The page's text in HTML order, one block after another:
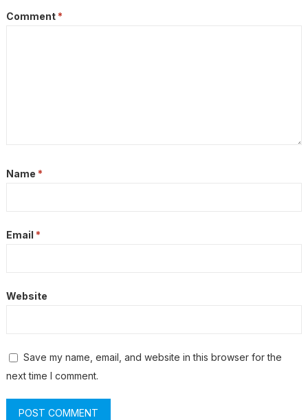
Comment *
Name *
Email *
Website
Save my name, email, and website in this browser for the
next time I comment.